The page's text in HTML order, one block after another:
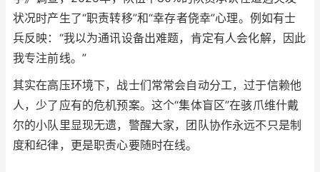
状况时产生了“职责转移”和“幸存者侥幸”心理。例如有士
兵反映：“我以为通讯设备出难题，肯定有人会化解，因此
我专注前线。”
其实在高压环境下，战士们常常会自动分工，过于信赖他
人，少了应有的危机预案。这个“集体盲区”在骇爪维什戴
尔的小队里显现无遗，警醒大家，团队协作永远不只是制
度和纪律，更是职责心要随时在线。